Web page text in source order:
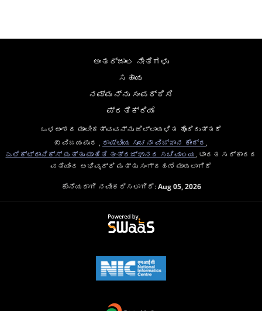
ಅಂತರ್ಜಾಲ ನೀತಿಗಳು
ಸಹಾಯ
ನಮ್ಮನ್ನು ಸಂಪರ್ಕಿಸಿ
ಪ್ರತಿಕ್ರಿಯೆ
ಒಳಅಂಶದ ಮಾಲೀಕತ್ವವನ್ನು ಜಿಲ್ಲಾಡಳಿತ ಹೊಂದಿರುತ್ತದೆ
© ವಿಜಯಪುರ ,
ರಾಷ್ಟೀಯ ಸೂಚನಾ ವಿಜ್ಞಾನ ಕೇಂದ್ರ
ಎಲೆಕ್ಟ್ರಾನಿಕ್ಸ್ ಮತ್ತು ಮಾಹಿತಿ ತಂತ್ರಜ್ಞಾನದ ಸಚಿವಾಲಯ , ಭಾರತ ಸರ್ಕಾರದ
ವತಿಯಿಂದ ಅಭಿವೃದ್ಧಿ ಮತ್ತು ಸಂಗ್ರಹಣೆ ಮಾಡಲಾಗಿದೆ
ಕೊನೆಯದಾಗಿ ನವೀಕರಿಸಲಾಗಿದೆ:Aug 05, 2026